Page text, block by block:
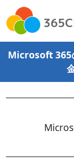
Microsoft 365